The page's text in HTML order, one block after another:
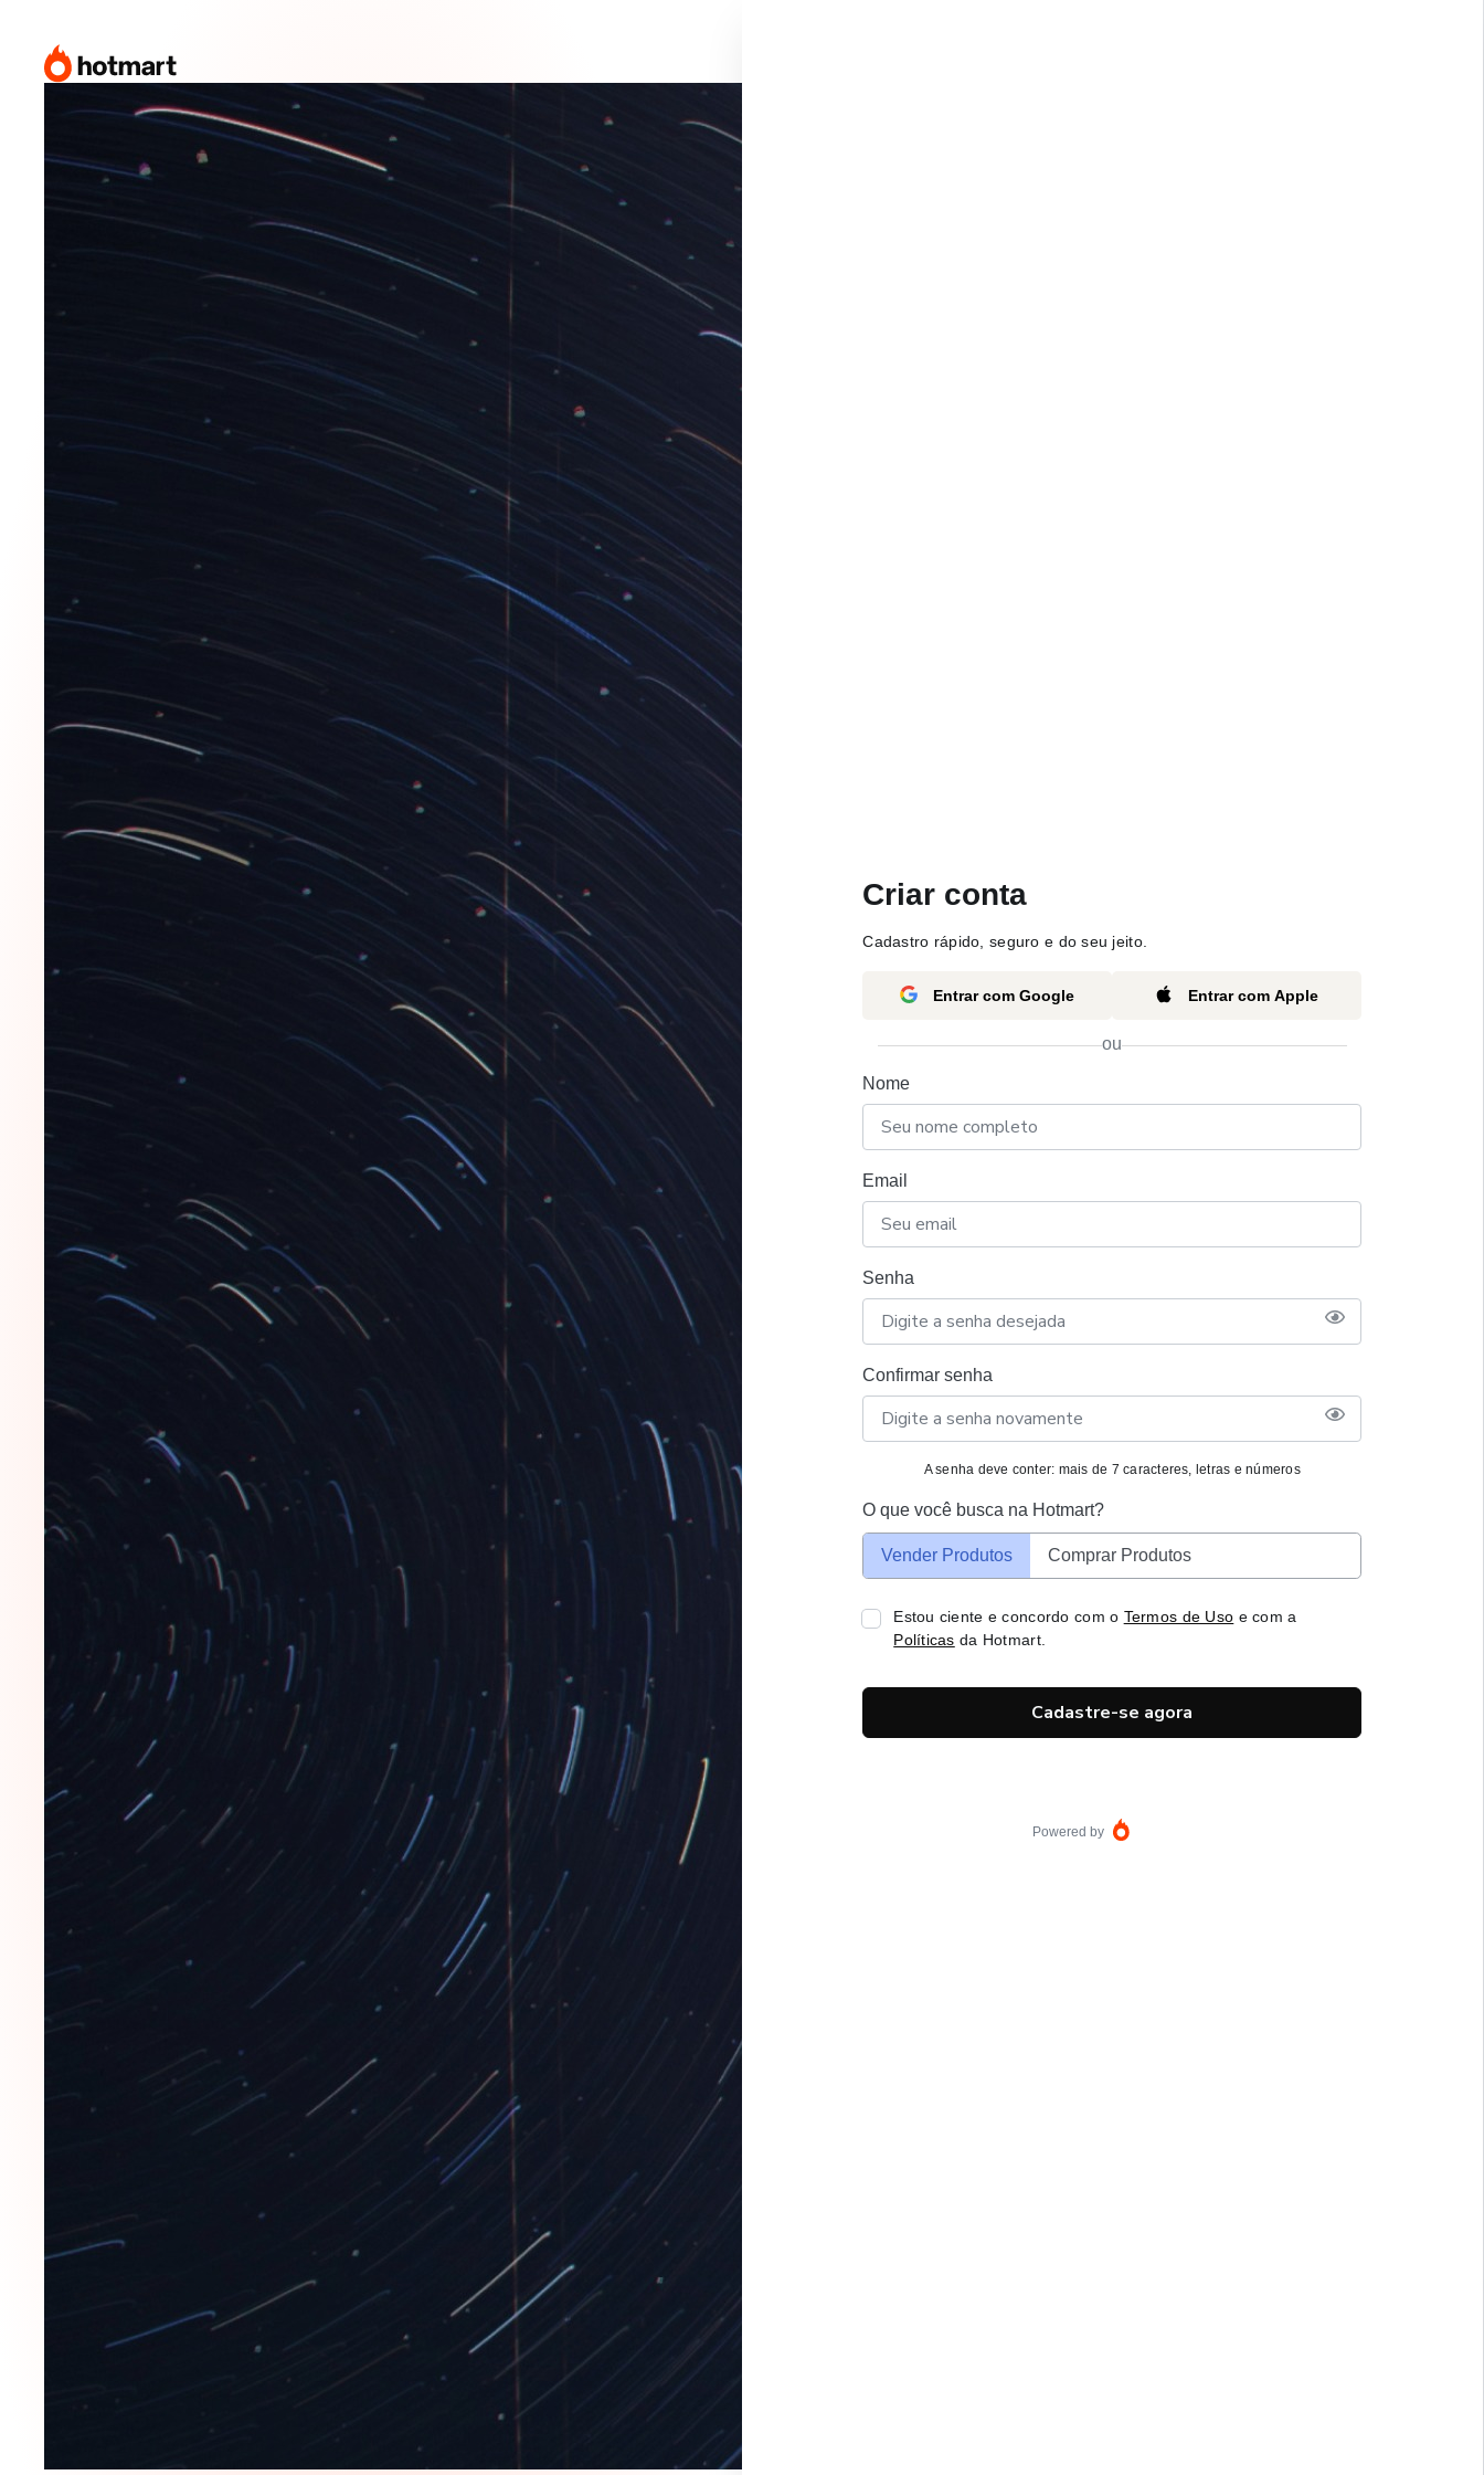
Criar conta
Cadastro rápido, seguro e do seu jeito.
Entrar com Google Entrar com Apple
ou
Nome
Email
Senha
Confirmar senha
A senha deve conter: mais de 7 caracteres, letras e números
O que você busca na Hotmart?
Vender Produtos Comprar Produtos
Estou ciente e concordo com o Termos de Uso e com a
Políticas da Hotmart.
Cadastre-se agora
Powered by